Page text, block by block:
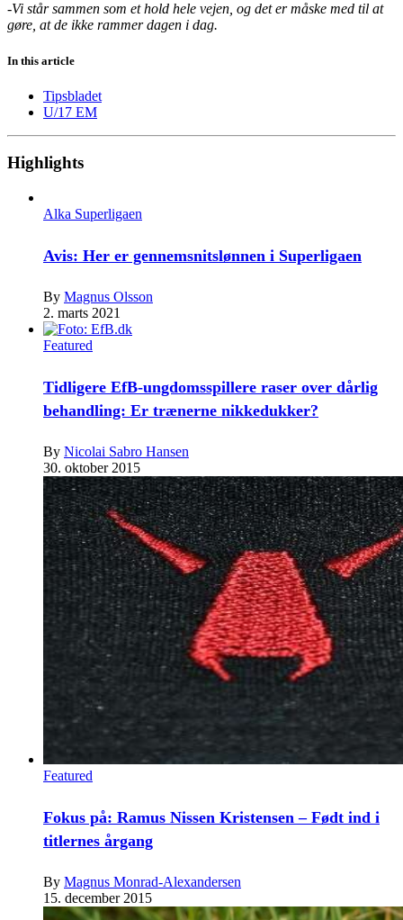
-Vi står sammen som et hold hele vejen, og det er måske med til at
gøre, at de ikke rammer dagen i dag.
In this article
Tipsbladet
U/17 EM
Highlights
Alka Superligaen
Avis: Her er gennemsnitslønnen i Superligaen
By Magnus Olsson
2. marts 2021
Featured
Tidligere EfB-ungdomsspillere raser over dårlig
behandling: Er trænerne nikkedukker?
By Nicolai Sabro Hansen
30. oktober 2015
Featured
Fokus på: Ramus Nissen Kristensen – Født ind i
titlernes årgang
By Magnus Monrad-Alexandersen
15. december 2015